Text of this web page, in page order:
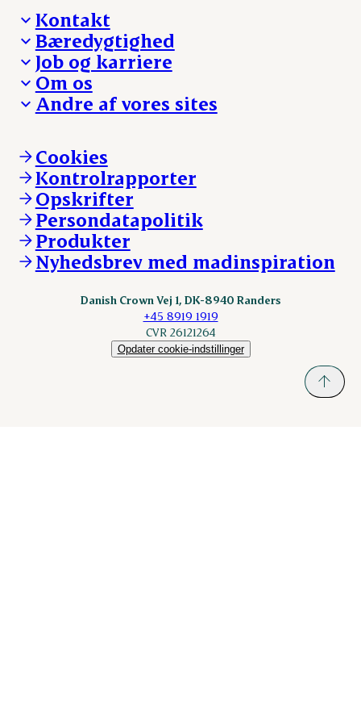
Kontakt
Besøg Danish Crown
Presse og nyheder
Reklamationer
Whistleblower
Øvrige henvendelser
Bæredygtighed
Fra jord til bord
Hverdagen
Ansvarlighed og nøgletal
Job og karriere
Arbejd med os
Ledige stillinger
Om os
Hvem er vi
Vores resultater
Vores lokationer
Kontakt
Andre af vores sites
Andelsejere - kreatur
Danishcrownprofessional.com
DAT-Schaub.com
ESS-FOOD.com
Fonden Dansk Gastronomi
KLS.se
nordicspoor.com
Scanhide.dk
Cookies
Kontrolrapporter
Opskrifter
Persondatapolitik
Produkter
Nyhedsbrev med madinspiration
Danish Crown Vej 1, DK-8940 Randers
+45 8919 1919
CVR 26121264
Opdater cookie-indstillinger